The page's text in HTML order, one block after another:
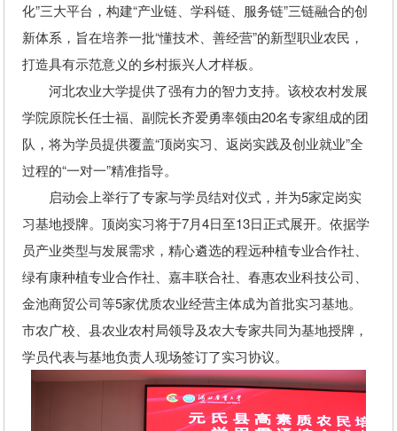
化”三大平台，构建“产业链、学科链、服务链”三链融合的创
新体系，旨在培养一批“懂技术、善经营”的新型职业农民，
打造具有示范意义的乡村振兴人才样板。
河北农业大学提供了强有力的智力支持。该校农村发展
学院原院长任士福、副院长齐爱勇率领由20名专家组成的团
队，将为学员提供覆盖“顶岗实习、返岗实践及创业就业”全
过程的“一对一”精准指导。
启动会上举行了专家与学员结对仪式，并为5家定岗实
习基地授牌。顶岗实习将于7月4日至13日正式展开。依据学
员产业类型与发展需求，精心遴选的程远种植专业合作社、
绿有康种植专业合作社、嘉丰联合社、春惠农业科技公司、
金池商贸公司等5家优质农业经营主体成为首批实习基地。
市农广校、县农业农村局领导及农大专家共同为基地授牌，
学员代表与基地负责人现场签订了实习协议。